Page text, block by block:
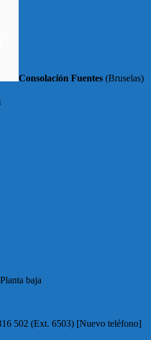
Consolación Fuentes (Bruselas)
baja
502 (Ext. 6503) [Nuevo teléfono]